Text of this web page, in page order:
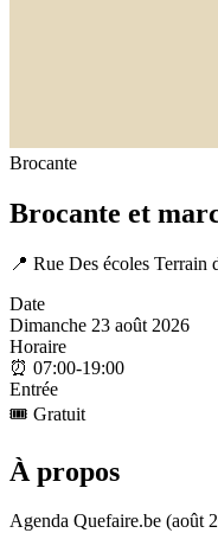
Brocante
Brocante et
📍 Rue Des écoles Terrain
Date
Dimanche 23 août 2026
Horaire
⏰ 07:00-19:00
Entrée
🎟️ Gratuit
À propos
Agenda Quefaire.be (août